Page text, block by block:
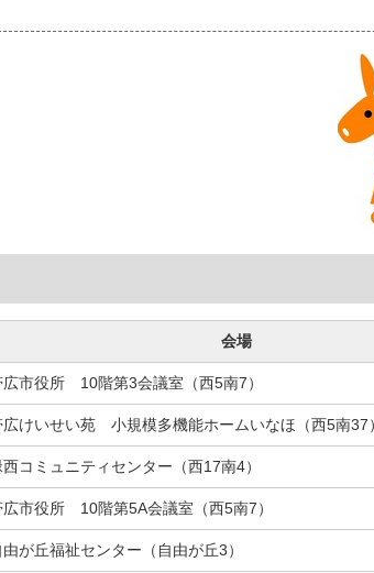
会場
広市役所 10階第3会議室（西5南7）
広けいせい苑 小規模多機能ホームいなほ（西5南37）
西コミュニティセンター（西17南4）
広市役所 10階第5A会議室（西5南7）
由が丘福祉センター（自由が丘3）